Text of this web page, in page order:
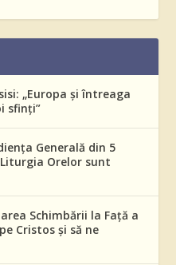
„Europa și întreaga
sfinți”
Generală din 5
Orelor sunt
Schimbării la Față a
Cristos și să ne